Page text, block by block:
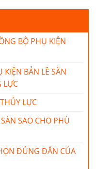
BỘ PHỤ KIỆN
BẢN LỀ SÀN
LỰC
LỰC
SAO CHO PHÙ
ĐÚNG ĐẮN CỦA